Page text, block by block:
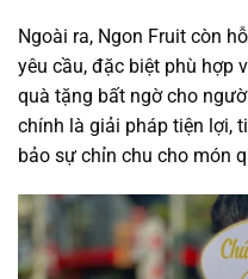
Ngoài ra, Ngon Fruit còn
yêu cầu, đặc biệt phù hợp
quà tặng bất ngờ cho
chính là giải pháp tiện lợi,
bảo sự chỉn chu cho món